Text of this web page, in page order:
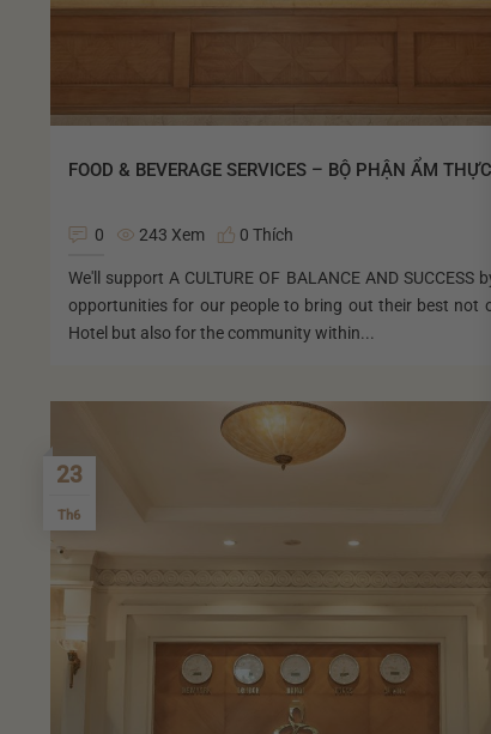
FOOD & BEVERAGE SERVICES – BỘ PHẬN ẨM THỰC
0 243 Xem 0 Thích
We'll support A CULTURE OF BALANCE AND SUCCESS
opportunities for our people to bring out their best not
Hotel but also for the community within...
23
Th6